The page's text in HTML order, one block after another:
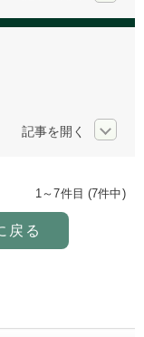
1～7件目 (7件中)
戻る